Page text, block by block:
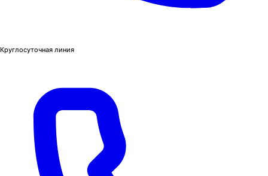
Круглосуточная линия